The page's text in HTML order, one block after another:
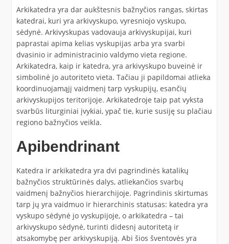
Arkikatedra yra dar aukštesnis bažnyčios rangas, skirtas
katedrai, kuri yra arkivyskupo, vyresniojo vyskupo,
sėdynė. Arkivyskupas vadovauja arkivyskupijai, kuri
paprastai apima kelias vyskupijas arba yra svarbi
dvasinio ir administracinio valdymo vieta regione.
Arkikatedra, kaip ir katedra, yra arkivyskupo buveinė ir
simbolinė jo autoriteto vieta. Tačiau ji papildomai atlieka
koordinuojamąjį vaidmenį tarp vyskupijų, esančių
arkivyskupijos teritorijoje. Arkikatedroje taip pat vyksta
svarbūs liturginiai įvykiai, ypač tie, kurie susiję su plačiau
regiono bažnyčios veikla.
Apibendrinant
Katedra ir arkikatedra yra dvi pagrindinės katalikų
bažnyčios struktūrinės dalys, atliekančios svarbų
vaidmenį bažnyčios hierarchijoje. Pagrindinis skirtumas
tarp jų yra vaidmuo ir hierarchinis statusas: katedra yra
vyskupo sėdynė jo vyskupijoje, o arkikatedra – tai
arkivyskupo sėdynė, turinti didesnį autoritetą ir
atsakomybę per arkivyskupiją. Abi šios šventovės yra